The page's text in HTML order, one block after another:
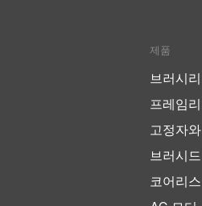
제품
브러시
프레임
고정자
브러시
코어리